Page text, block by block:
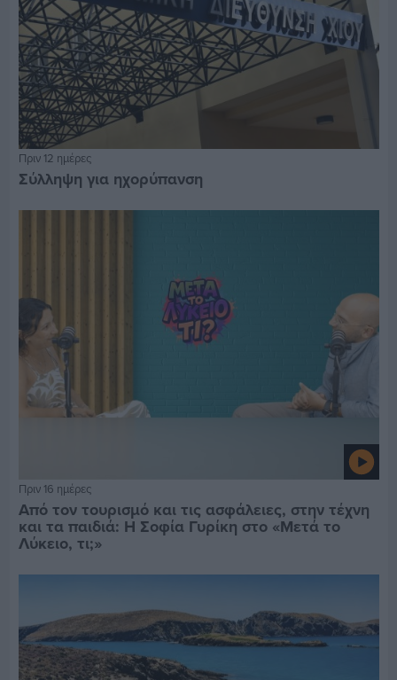
Πριν 12 ημέρες
Σύλληψη για ηχορύπανση
Πριν 16 ημέρες
Από τον τουρισμό και τις ασφάλειες, στην τέχνη
και τα παιδιά: Η Σοφία Γυρίκη στο «Μετά το
Λύκειο, τι;»